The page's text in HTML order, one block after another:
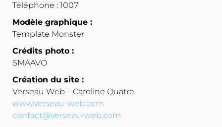
Téléphone : 1007
Modèle graphique :
Template Monster
Crédits photo :
SMAAVO
Création du site :
Verseau Web – Caroline Quatre
www.verseau-web.com
contact@verseau-web.com